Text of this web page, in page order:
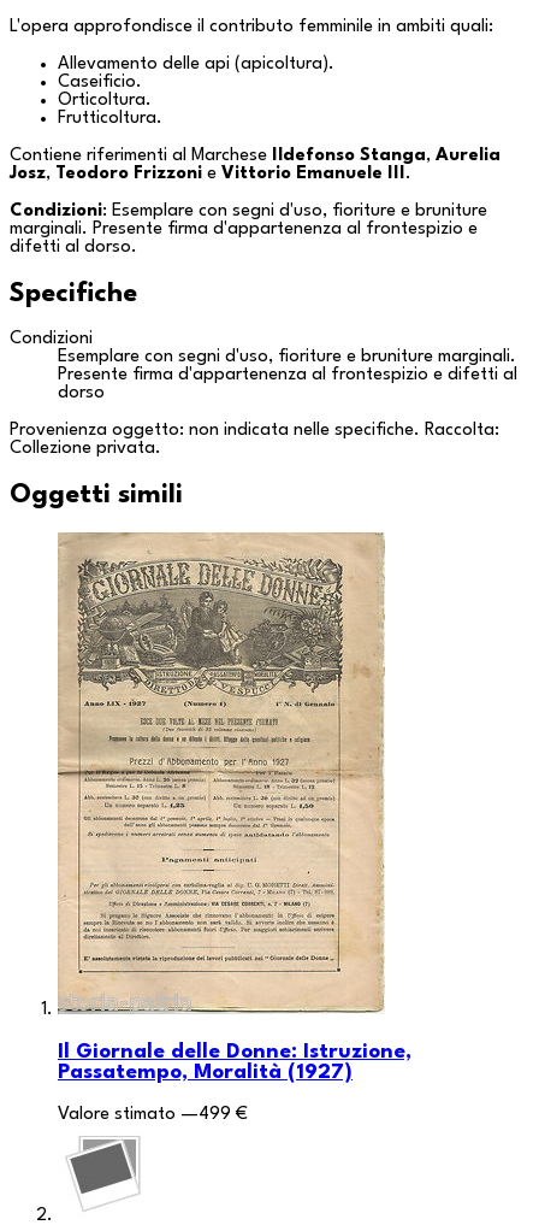
L'opera approfondisce il contributo femminile in ambiti quali:
Allevamento delle api (apicoltura).
Caseificio.
Orticoltura.
Frutticoltura.
Contiene riferimenti al Marchese Ildefonso Stanga, Aurelia
Josz, Teodoro Frizzoni e Vittorio Emanuele III .
Condizioni: Esemplare con segni d'uso, fioriture e bruniture
marginali. Presente firma d'appartenenza al frontespizio e
difetti al dorso.
Specifiche
Condizioni
Esemplare con segni d'uso, fioriture e bruniture marginali.
Presente firma d'appartenenza al frontespizio e difetti al
dorso
Provenienza oggetto: non indicata nelle specifiche. Raccolta:
Collezione privata.
Oggetti simili
Il Giornale delle Donne: Istruzione,
Passatempo, Moralità (1927)
Valore stimato —499 €